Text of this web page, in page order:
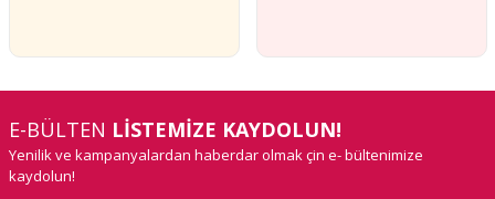
E-BÜLTEN LİSTEMİZE KAYDOLUN!
Yenilik ve kampanyalardan haberdar olmak çin e- bültenimize
kaydolun!